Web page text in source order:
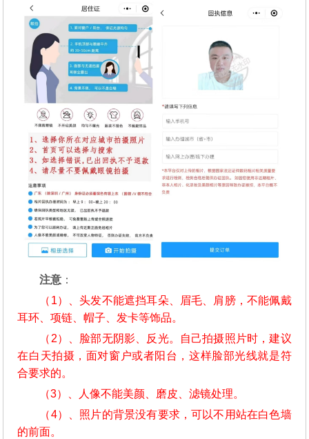
注意 ：
（1）、头发不能遮挡耳朵、眉毛、肩膀，不能佩戴
耳环、项链、帽子、发卡等饰品。
（2）、脸部无阴影、反光。自己拍摄照片时，建议
在白天拍摄，面对窗户或者阳台，这样脸部光线就是符
合要求的。
（3）、人像不能美颜、磨皮、滤镜处理。
（4）、照片的背景没有要求，可以不用站在白色墙
的前面。